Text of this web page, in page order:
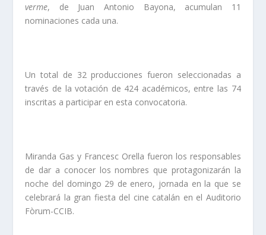
verme, de Juan Antonio Bayona, acumulan 11
nominaciones cada una.
Un total de 32 producciones fueron seleccionadas a
través de la votación de 424 académicos, entre las 74
inscritas a participar en esta convocatoria.
Miranda Gas y Francesc Orella fueron los responsables
de dar a conocer los nombres que protagonizarán la
noche del domingo 29 de enero, jornada en la que se
celebrará la gran fiesta del cine catalán en el Auditorio
Fòrum-CCIB.